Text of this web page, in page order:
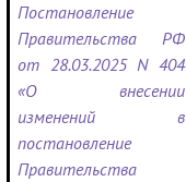
Постановление
Правительства РФ
от 28.03.2025 N 404
«О внесении
изменений в
постановление
Правительства